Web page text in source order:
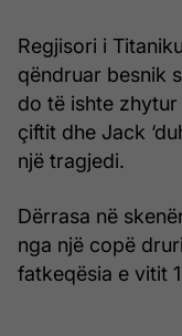
Regjisori i
qëndruar besnik
do të ishte
çiftit dhe Jack
një tragjedi.
Dërrasa në
nga një copë
fatkeqësia e vitit